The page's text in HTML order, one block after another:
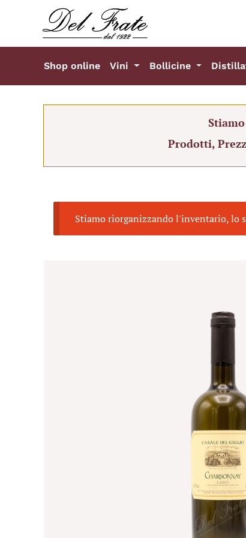
Shop online Vini Bollicine
Prodotti,
Stiamo riorganizzando l'inventario, lo